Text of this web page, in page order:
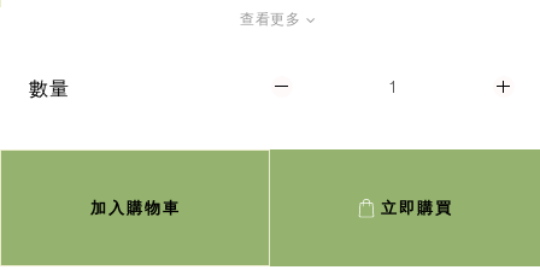
查看更多
數量
加入購物車 立即購買